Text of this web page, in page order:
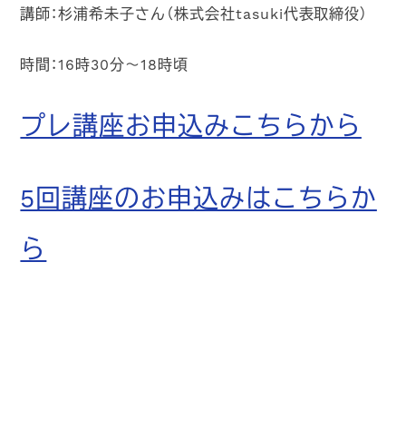
講師：杉浦希未子さん（株式会社tasuki代表取締役）
時間：16時30分～18時頃
プレ講座お申込みこちらから
5回講座のお申込みはこちらか
ら